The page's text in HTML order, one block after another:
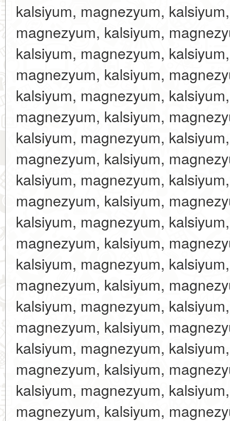
kalsiyum, magnezyum,
magnezyum, kalsiyum,
kalsiyum, magnezyum,
magnezyum, kalsiyum,
kalsiyum, magnezyum,
magnezyum, kalsiyum,
kalsiyum, magnezyum,
magnezyum, kalsiyum,
kalsiyum, magnezyum,
magnezyum, kalsiyum,
kalsiyum, magnezyum,
magnezyum, kalsiyum,
kalsiyum, magnezyum,
magnezyum, kalsiyum,
kalsiyum, magnezyum,
magnezyum, kalsiyum,
kalsiyum, magnezyum,
magnezyum, kalsiyum,
kalsiyum, magnezyum,
magnezyum, kalsiyum,